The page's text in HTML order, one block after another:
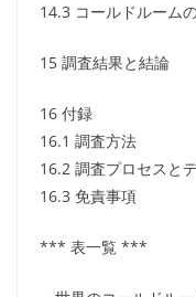
14.3 コールドルーム
15 調査結果と結論
16 付録
16.1 調査方法
16.2 調査プロセスと
16.3 免責事項
*** 表一覧 ***